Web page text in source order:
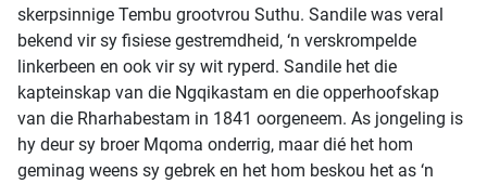
skerpsinnige Tembu grootvrou Suthu. Sandile was veral
bekend vir sy fisiese gestremdheid, ‘n verskrompelde
linkerbeen en ook vir sy wit ryperd. Sandile het die
kapteinskap van die Ngqikastam en die opperhoofskap
van die Rharhabestam in 1841 oorgeneem. As jongeling is
hy deur sy broer Mqoma onderrig, maar dié het hom
geminag weens sy gebrek en het hom beskou het as ‘n